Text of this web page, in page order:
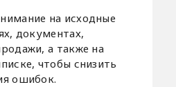
на исходные
документах,
а также на
чтобы снизить
ошибок.